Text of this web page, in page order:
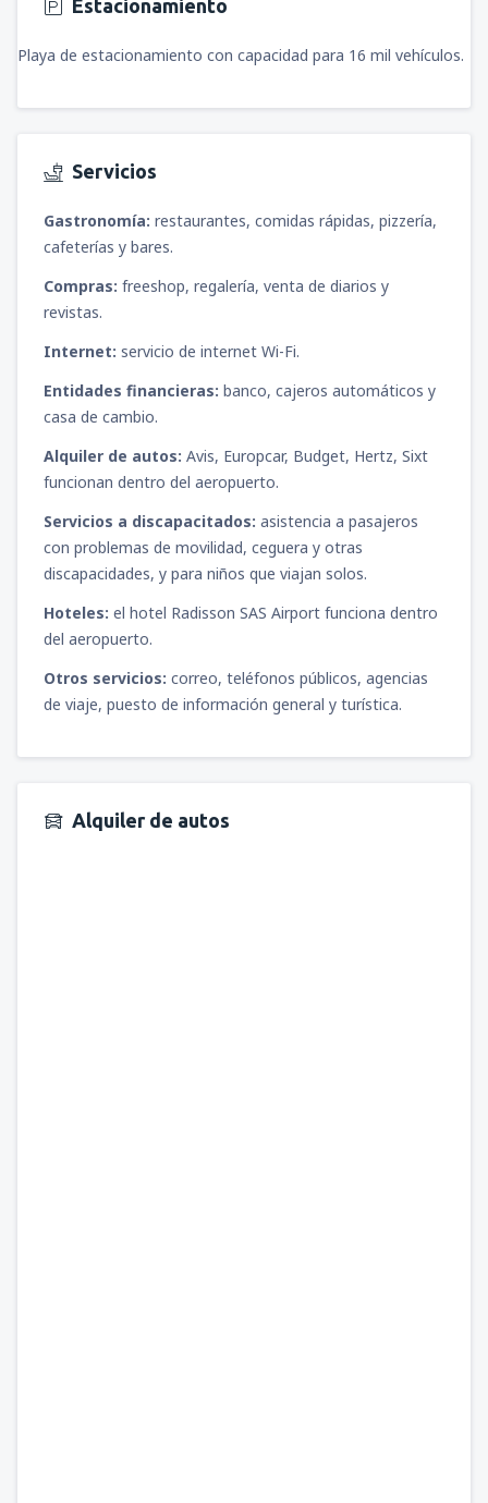
Estacionamiento
Playa de estacionamiento con capacidad para 16 mil vehículos.
Servicios
Gastronomía: restaurantes, comidas rápidas, pizzería,
cafeterías y bares.
Compras: freeshop, regalería, venta de diarios y
revistas.
Internet: servicio de internet Wi-Fi.
Entidades financieras: banco, cajeros automáticos y
casa de cambio.
Alquiler de autos: Avis, Europcar, Budget, Hertz, Sixt
funcionan dentro del aeropuerto.
Servicios a discapacitados: asistencia a pasajeros
con problemas de movilidad, ceguera y otras
discapacidades, y para niños que viajan solos.
Hoteles: el hotel Radisson SAS Airport funciona dentro
del aeropuerto.
Otros servicios: correo, teléfonos públicos, agencias
de viaje, puesto de información general y turística.
Alquiler de autos